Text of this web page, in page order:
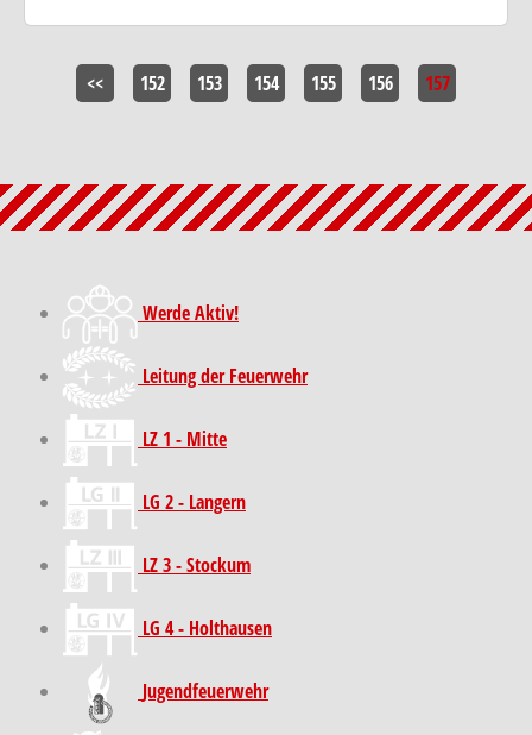
<< 152 153 154 155 156 157
Werde Aktiv!
Leitung der Feuerwehr
LZ 1 - Mitte
LG 2 - Langern
LZ 3 - Stockum
LG 4 - Holthausen
Jugendfeuerwehr